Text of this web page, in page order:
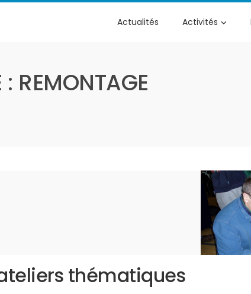
Actualités Activités
: REMONTAGE
thématiques